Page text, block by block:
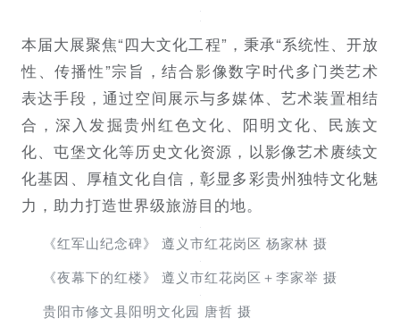
本届大展聚焦“四大文化工程”，秉承“系统性、开放
性、传播性”宗旨，结合影像数字时代多门类艺术
表达手段，通过空间展示与多媒体、艺术装置相结
合，深入发掘贵州红色文化、阳明文化、民族文
化、屯堡文化等历史文化资源，以影像艺术赓续文
化基因、厚植文化自信，彰显多彩贵州独特文化魅
力，助力打造世界级旅游目的地。
《红军山纪念碑》 遵义市红花岗区 杨家林 摄
《夜幕下的红楼》 遵义市红花岗区＋李家举 摄
贵阳市修文县阳明文化园 唐哲 摄